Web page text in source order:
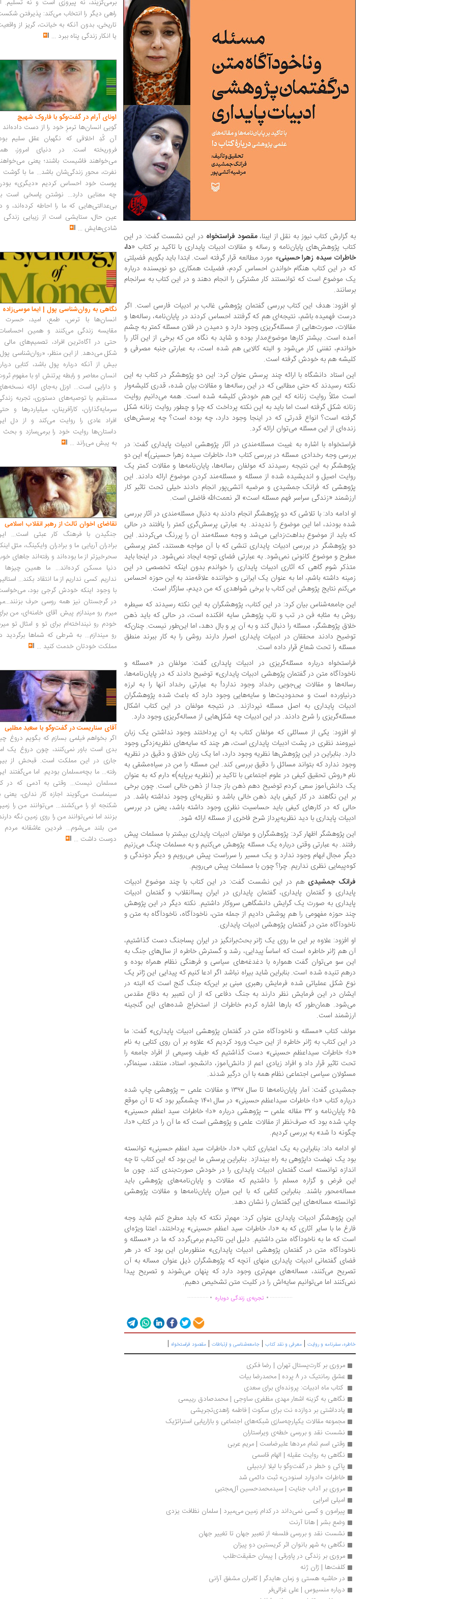
به گزارش کتاب نیوز به نقل از ایبنا، مقصود فراستخواه در این نشست گفت: در این
کتاب پژوهش‌های پایان‌نامه و رساله و مقالات ادبیات پایداری با تاکید بر کتاب «دا،
خاطرات سیده زهرا حسینی» مورد مطالعه قرار گرفته است. ابتدا باید بگویم فضیلتی
که در این کتاب هنگام خواندن احساس کردم، فضیلت همکاری دو نویسنده درباره
یک موضوع است که توانستند کار مشترکی را انجام دهند و در این کتاب به سرانجام
برسانند.
او افزود: هدف این کتاب بررسی گفتمان پژوهشی غالب بر ادبیات فارسی است. اگر
درست فهمیده باشم، نتیجه‌ای هم که گرفتند احساس کردند در پایان‌نامه، رساله‌ها و
مقالات، صورت‌هایی از مسئله‌گریزی وجود دارد و دمیدن در فلان مسئله کمتر به چشم
آمده است. بیشتر کارها موضوع‌مدار بوده و شاید به نگاه من که برخی از این آثار را
خواندم، تفننی کار می‌شود و البته کالایی هم شده است، به عبارتی جنبه مصرفی و
کلیشه هم به خودش گرفته است.
این استاد دانشگاه با ارائه چند پرسش عنوان کرد: این دو پژوهشگر در کتاب به این
نکته رسیدند که حتی مطالبی که در این رساله‌ها و مقالات بیان شده، قدری کلیشه‌وار
است مثلاً روایت زنانه که این هم خودش کلیشه شده است. همه می‌دانیم روایت
زنانه شکل گرفته است اما باید به این نکته پرداخت که چرا و چطور روایت زنانه شکل
گرفته است؟ انواع قدرتی که در اینجا وجود دارد، چه بوده است؟ چه پرسش‌های
زنده‌ای از این مسئله می‌توان ارائه کرد.
فراستخواه با اشاره به غیبت مسئله‌مندی در آثار پژوهشی ادبیات پایداری گفت: در
بررسی وجه رخدادی مسئله در بررسی کتاب «دا، خاطرات سیده زهرا حسینی)» این دو
پژوهشگر به این نتیجه رسیدند که مولفان رساله‌ها، پایان‌نامه‌ها و مقالات کمتر یک
روایت اصیل و اندیشیده شده از مسئله و مسئله‌مند کردن موضوع ارائه دادند. این
پژوهشی که فرانک جمشیدی و مرضیه آتشی‌پور انجام دادند خیلی تحت تاثیر کار
ارزشمند «زندگی سراسر فهم مسئله است» اثر نعمت‌الله فاضلی است.
او ادامه داد: با تلاشی که دو پژوهشگر انجام دادند به دنبال مسئله‌مندی در آثار بررسی
شده بودند، اما این موضوع را ندیدند. به عبارتی پرسش‌گری کمتر را یافتند در حالی
که باید از موضوع بداهت‌زدایی می‌شد و وجه مسئله‌مند آن را پررنگ می‌کردند. این
دو پژوهشگر در بررسی ادبیات پایداری تنشی که با آن مواجه هستند، کمتر پرسشی
مطرح و موضوع کانونی نمی‌شود. به عبارتی فضای توجه ایجاد نمی‌شود. در اینجا باید
متذکر شوم گاهی که آثاری ادبیات پایداری را خواندم بدون اینکه تخصصی در این
زمینه داشته باشم، اما به عنوان یک ایرانی و خواننده علاقه‌مند به این حوزه احساس
می‌کنم نتایج پژوهش این کتاب با برخی شواهدی که من دیدم، سازگار است.
این جامعه‌شناس بیان کرد: در این کتاب، پژوهشگران به این نکته رسیدند که سیطره
روش به مثابه فن در تب و تاب پژوهش سایه افکنده است، در حالی که باید ذهن
خلاق پژوهشگر، مسئله را دنبال کند و به آن پر و بال دهد، اما این‌طور نیست. چنان‌که
توضیح دادند محققان در ادبیات پایداری اصرار دارند روشی را به کار ببرند منطق
مسئله را تحت شعاع قرار داده است.
فراستخواه درباره مسئله‌گریزی در ادبیات پایداری گفت: مولفان در «مسئله و
ناخودآگاه متن در گفتمان پژوهشی ادبیات پایداری» توضیح دادند که در پایان‌نامه‌ها،
رساله‌ها و مقالات پی‌جویی رخداد وجود ندارد! به عبارتی رخداد آنها را به لرزه
درنیاورده است و محدودیت‌ها و سایه‌هایی وجود دارد که باعث شده پژوهشگران
ادبیات پایداری به اصل مسئله نپردازند. در نتیجه مولفان در این کتاب اشکال
مسئله‌گریزی را شرح دادند. در این ادبیات چه شکل‌هایی از مساله‌گریزی وجود دارد.
او افزود: یکی از مسائلی که مولفان کتاب به آن پرداختند وجود نداشتن یک زبان
نیرومند نظری در پشت ادبیات پایداری است، هر چند که سایه‌های نظریه‌زدگی وجود
دارد. بنابراین در این پژوهش‌ها نظریه وجود دارد، اما یک زبان خلاق و دقیق در نظریه
وجود ندارد که بتواند مسائل را دقیق بررسی کند. این مسئله را من در سیاه‌مشقی به
نام «روش تحقیق کیفی در علوم اجتماعی با تاکید بر (نظریه برپایه)» دارم که به عنوان
یک دانش‌آموز سعی کردم توضیح دهم ذهن باز جدا از ذهن خالی است. چون برخی
بر این نگاهند در کار کیفی باید ذهن خالی باشد و نظریه‌ای وجود نداشته باشد. در
حالی که در کارهای کیفی باید حساسیت نظری وجود داشته باشد، یعنی در بررسی
ادبیات پایداری با دید نظریه‌پرداز شرح فاخری از مسئله ارائه شود.
این پژوهشگر اظهار کرد: پژوهشگران و مولفان ادبیات پایداری بیشتر با مسلمات پیش
رفتند. به عبارتی وقتی درباره یک مسئله پژوهش می‌کنیم و به مسلمات چنگ می‌زنیم
دیگر مجال ابهام وجود ندارد و یک مسیر را سرراست پیش می‌رویم و دیگر دوندگی و
کوه‌پیمایی نظری نداریم. چرا؟ چون با مسلمات پیش می‌رویم.
فرانک جمشیدی هم در این نشست گفت: در این کتاب با چند موضوع ادبیات
پایداری و گفتمان پایداری، گفتمان پایداری در ایران پساانقلاب و گفتمان ادبیات
پایداری به صورت یک گرایش دانشگاهی سروکار داشتیم. نکته دیگر در این پژوهش
چند حوزه مفهومی را هم پوشش دادیم از جمله متن، ناخودآگاه، ناخودآگاه به متن و
ناخودآگاه متن در گفتمان پژوهشی ادبیات پایداری.
او افزود: علاوه بر این ما روی یک ژانر بحث‌برانگیز در ایران پساجنگ دست گذاشتیم،
آن هم ژانر خاطره است که اساساً پیدایی، رشد و گسترش خاطره از سال‌های جنگ به
این سو می‌توان گفت همواره با دغدغه‌های سیاسی و فرهنگی نظام همراه بوده و
درهم تنیده شده است. بنابراین شاید بیراه نباشد اگر ادعا کنیم که پیدایی این ژانر یک
نوع شکل عملیاتی شده فرمایش رهبری مبنی بر این‌که جنگ گنج است که البته در
ایشان در این فرمایش نظر دارند به جنگ دفاعی که از آن تعبیر به دفاع مقدس
می‌شود. همان‌طور که بارها اشاره کردم خاطرات از استخراج شده‌های این گنجینه
ارزشمند است.
مولف کتاب «مسئله و ناخودآگاه متن در گفتمان پژوهشی ادبیات پایداری» گفت: ما
در این کتاب به ژانر خاطره از این حیث ورود کردیم که علاوه بر آن روی کتابی به نام
«دا؛ خاطرات سیداعظم حسینی» دست گذاشتیم که طیف وسیعی از افراد جامعه را
تحت تاثیر قرار داد و افراد زیادی اعم از دانش‌آموز، دانشجو، استاد، منتقد، سینماگر،
مسئولان سیاسی اجتماعی نظام همه با آن درگیر شدند.
جمشیدی گفت: آمار پایان‌نامه‌ها تا سال ۱۳۹۷ و مقالات علمی – پژوهشی چاپ شده
درباره کتاب «دا؛ خاطرات سیداعظم حسینی» در سال ۱۴۰۱ چشمگیر بود که تا آن موقع
۶۵ پایان‌نامه و ۳۲ مقاله علمی – پژوهشی درباره «دا؛ خاطرات سید اعظم حسینی»
چاپ شده بود که صرف‌نظر از مقالات علمی و پژوهشی است که ما آن را در کتاب «دا،
چگونه دا شد» به بررسی کردیم.
او ادامه داد: بنابراین به یک اعتباری کتاب «دا، خاطرات سید اعظم حسینی» توانسته
بود یک نهضت داپژوهی به راه بیندازد. بنابراین پرسش ما این بود که این کتاب تا چه
اندازه توانسته است گفتمان ادبیات پایداری را در خودش صورت‌بندی کند. چون ما
این فرض و گزاره مسلم را داشتیم که مقالات و پایان‌نامه‌های پژوهشی باید
مساله‌محور باشند. بنابراین کتابی که با این میزان پایان‌نامه‌ها و مقالات پژوهشی
توانسته مساله‌های این گفتمان را نشان دهد.
این پژوهشگر ادبیات پایداری عنوان کرد: مهم‌تر نکته که باید مطرح کنم شاید وجه
فارغ ما با سایر آثاری که به «دا، خاطرات سید اعظم حسینی» پرداختند، اعتنا ویژه‌ای
است که ما به ناخودآگاه متن داشتیم. دلیل این تاکیدم برمی‌گردد که ما در «مسئله و
ناخودآگاه متن در گفتمان پژوهشی ادبیات پایداری» منظورمان این بود که در هر
فضای گفتمانی ادبیات پایداری منهای آنچه که پژوهشگران ذیل عنوان مساله به آن
تصریح می‌کنند، مساله‌های مهم‌تری وجود دارد که پنهان می‌شوند و تصریح پیدا
نمی‌کنند اما می‌توانیم سایه‌اش را در کلیت متن تشخیص دهیم.
...............
. تجربه‌ی زندگی دوباره .
..............
خاطره، سفرنامه‌ و روایت | معرفی و نقد کتاب | جامعه‌شناسی و ارتباطات | مقصود فراستخواه |
مروری بر کارت‌پستال تهران | رضا فکری
عشق رمانتیک در 8 پرده | محمدرضا بیات
کتاب ماه ادبیات: پرونده‌ای برای سعدی
نگاهی به گزینه اشعار مهدی مظفری ساوجی | محمدصادق رییسی
یادداشتی بر دوازده نت برای سکوت | فاطمه زاهدی‌تجریشی
مجموعه مقالات یکپارچه‌سازی شبکه‌های اجتماعی و بازاریابی استراتژیک
نشست نقد و بررسی خطه‌ی ویراستاران
وقتی اسم تمام مردها علیرضاست | مریم عربی
نگاهی به روایت عقیله | الهام قاسمی
پاکی و خطر در گفت‌وگو با لیلا اردبیلی
خاطرات «ادوارد اسنودن» ثبت دائمی شد
مروری بر آداب جنایت | سیدمحمدحسین آل‌مجتبی
امیلی امرایی
پیرامون و کسی نمی‌داند در کدام زمین می‌میرد | سلمان نظافت یزدی
وضع بشر | هانا آرنت
نشست نقد و بررسی فلسفه از تعبیر جهان تا تغییر جهان
نگاهی به شهر بانوان اثر كریستین دو پیزان
مروری بر زندگی در پاورقی | پیمان حقیقت‌طلب
کلفت‌ها | ژان ژنه
در حاشیه هستی و زمان هایدگر | کامران مشفق آرانی
درباره منسیوس | علی غزالی‌فر
برمی‌گزیند، نه پیروزی است و نه تسلیم.
راهی دیگر را انتخاب می‌کند: پذیرفتن
تاریخی، بدون آنکه به خیانت، گریز از
یا انکار زندگی پناه ببرد ...
اونای آرام در گفت‌وگو با فاروک شهیچ‭
گویی انسان‌ها ترمزِ خود را از دست داده‌اند
آن کُدِ اخلاقی که نگهبان عقل سلیم
فروریخته است. در دنیای امروز،
می‌خواهند فاشیست باشند؛ یعنی
نفرت، محورِ زندگی‌شان باشد... ما با گوشت
پوست خود احساس کردیم «دیگری»
چه معنایی دارد... نوشتن پاسخی است
بی‌عدالتی‌هایی که ما را احاطه کرده‌اند، و
عین حال، ستایشی است از زیبایی زندگی
شادی‌هایش ...
نگاهی به روان‌شناسی پول | ایما موسی‌زاده
انسان‌ها با ترس، طمع، امید، حسرت
مقایسه زندگی می‌کنند و همین
حتی در آگاه‌ترین افراد، تصمیم‌های مالی
شکل می‌دهد. از این منظر، «روان‌شناسی
بیش از آنکه درباره پول باشد، کتابی
انسان معاصر و رابطه پرتنش او با مفهوم
و دارایی است... اوزل به‌جای ارائه
مستقیم یا توصیه‌های دستوری، تجربه
سرمایه‌گذاران، کارآفرینان، میلیاردرها و
افراد عادی را روایت می‌کند و از دل
داستان‌ها روایت خود را برمی‌سازد و بحث
به پیش می‌راند ...
تقاضای اخوان ثالث از رهبر انقلاب اسلامی
جنگیدن با فرهنگ کار عبثی است...
برادران آریایی ما و برادران وایکینگ، مثل
سحرخیزتر از ما بوده‌اند و رفته‌اند جاهای
دنیا مسکن کرده‌اند... ما همین چیزها
نداریم. کسی نداریم از ما انتقاد بکند...
با وجود اینکه خودش گرجی بود،
در گرجستان نیز همه روسی حرف
میرم رو میندازم پیش آقای خامنه‌ای، من
خودم رو نینداخته‌ام برای تو و امثال تو
رو میندازم... به شرطی که شماها برگردید
مملکت خودتان خدمت کنید ...
آقای سناریست در گفت‌وگو با سعید مطلبی
اگر بخواهم فیلمی بسازم که بگویم دروغ
بدی است باور نمی‌کنند، چون دروغ یک
جاری در این مملکت است. قبحش از
رفته... ما بچه‌مسلمان بودیم. اما می‌گفتند
مسلمان نیست... وقتی به آدمی که در
سینماست می‌گویند اجازه کار نداری، یعنی
شکنجه او را می‌کشند... می‌توانند من را
بزنند اما نمی‌توانند من را روی زمین نگه
من بلند می‌شوم... فردین عاشقانه مردم
دوست داشت ...